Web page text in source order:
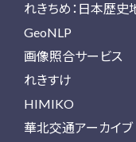
れきちめ：日本歴
GeoNLP
画像照合サービス
れきすけ
HIMIKO
華北交通アーカイブ